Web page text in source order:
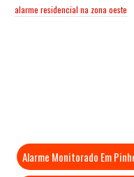
alarme residencial na zona oeste
Alarme Monitorado Em